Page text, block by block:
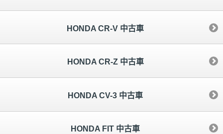
HONDA CR-V 中古車
HONDA CR-Z 中古車
HONDA CV-3 中古車
HONDA FIT 中古車